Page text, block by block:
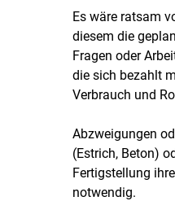
Es wäre ratsam
diesem die
Fragen oder
die sich bezahlt
Verbrauch und
Abzweigungen
(Estrich, Beton)
Fertigstellung
notwendig.